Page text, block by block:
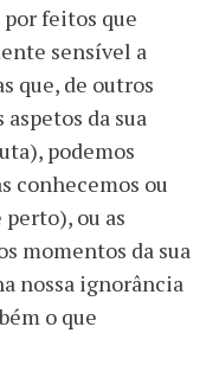
por feitos que
sensível a
que, de outros
da sua
podemos
conhecemos ou
ou as
momentos da sua
nossa ignorância
o que